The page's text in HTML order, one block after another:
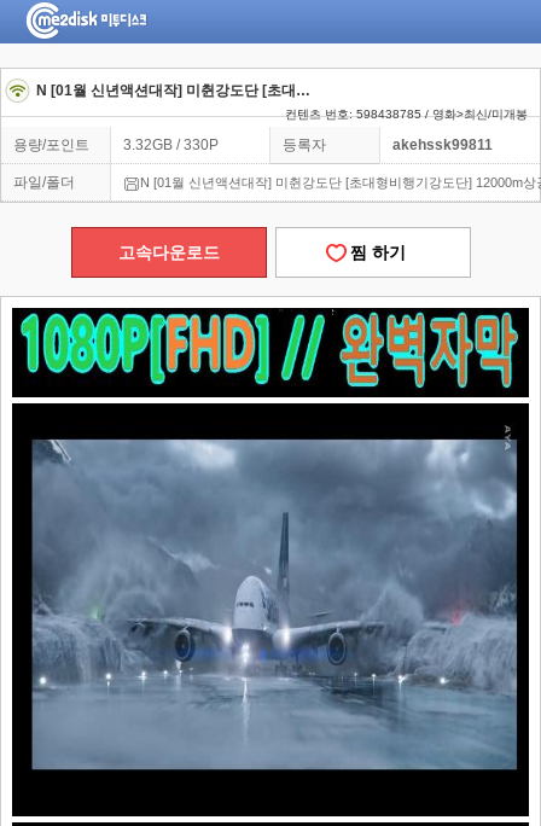
N [01월 신년액션대작] 미췬강도단 [초대형비행기강도단] 12000m상공 [5억달러] 1080 완벽자막
컨텐츠 번호: 598438785 / 영화>최신/미개봉
용량/포인트 3.32GB / 330P 등록자 akehssk99811
파일/폴더 N [01월 신년액션대작] 미췬강도단 [초대형비행기강도단] 12000m상공 [5
고속다운로드 찜 하기